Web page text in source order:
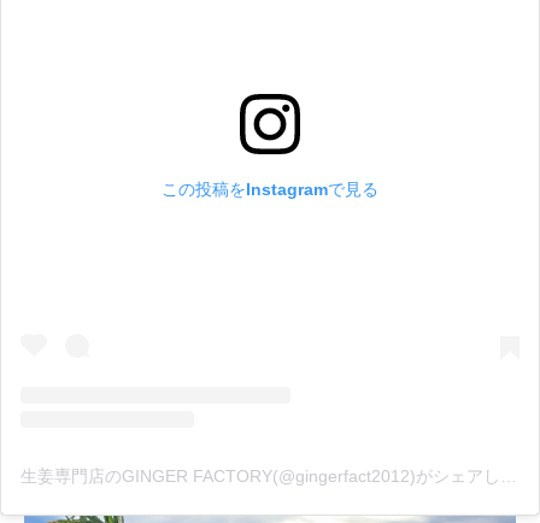
この投稿をInstagramで見る
生姜専門店のGINGER FACTORY(@gingerfact2012)がシェアした投稿